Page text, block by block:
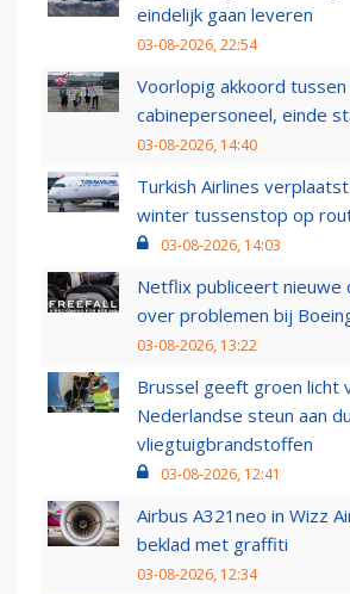
eindelijk gaan leveren
03-08-2026, 22:54
Voorlopig akkoord
cabinepersoneel, einde
03-08-2026, 14:40
Turkish Airlines
winter tussenstop op
03-08-2026, 14:03
Netflix publiceert nieuwe
over problemen bij
03-08-2026, 13:22
Brussel geeft groen licht
Nederlandse steun aan
vliegtuigbrandstoffen
03-08-2026, 12:41
Airbus A321neo in Wizz
beklad met graffiti
03-08-2026, 12:34